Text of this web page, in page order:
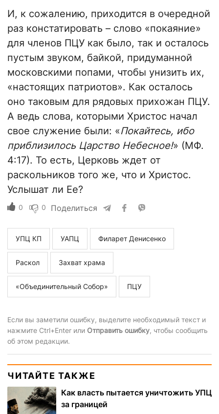
И, к сожалению, приходится в очередной
раз констатировать – слово «покаяние»
для членов ПЦУ как было, так и осталось
пустым звуком, байкой, придуманной
московскими попами, чтобы унизить их,
«настоящих патриотов». Как осталось
оно таковым для рядовых прихожан ПЦУ.
А ведь слова, которыми Христос начал
свое служение были: «Покайтесь, ибо
приблизилось Царство Небесное!» (МФ.
4:17). То есть, Церковь ждет от
раскольников того же, что и Христос.
Услышат ли Ее?
0 0 Поделиться
УПЦ КП УАПЦ Филарет Денисенко
Раскол Захват храма
«Объединительный Собор» ПЦУ
Если вы заметили ошибку, выделите необходимый текст и
нажмите Ctrl+Enter или Отправить ошибку, чтобы сообщить
об этом редакции.
ЧИТАЙТЕ ТАКЖЕ
Как власть пытается уничтожить УПЦ
за границей